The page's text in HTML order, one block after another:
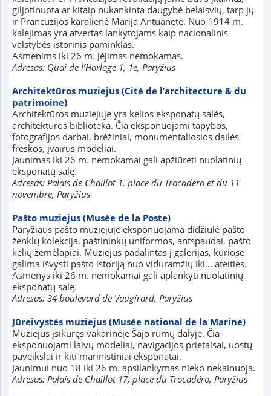
giljotinuota ar kitaip nukankinta daugybė belaisvių, tarp jų
ir Prancūzijos karalienė Marija Antuanetė. Nuo 1914 m.
kalėjimas yra atvertas lankytojams kaip nacionalinis
valstybės istorinis paminklas.
Asmenims iki 26 m. įėjimas nemokamas.
Adresas: Quai de l’Horloge 1, 1e, Paryžius
Architektūros muziejus (Cité de l’architecture & du
patrimoine)
Architektūros muziejuje yra kelios eksponatų salės,
architektūros biblioteka. Čia eksponuojami tapybos,
fotografijos darbai, brėžiniai, monumentaliosios dailės
freskos, įvairūs modeliai.
Jaunimas iki 26 m. nemokamai gali apžiūrėti nuolatinių
eksponatų salę.
Adresas: Palais de Chaillot 1, place du Trocadéro et du 11
novembre, Paryžius
Pašto muziejus (Musée de la Poste)
Paryžiaus pašto muziejuje eksponuojama didžiulė pašto
ženklų kolekcija, paštininkų uniformos, antspaudai, pašto
kelių žemėlapiai. Muziejus padalintas į galerijas, kuriose
galima išvysti pašto istoriją nuo viduramžių iki… ateities.
Asmenys iki 26 m. nemokamai gali aplankyti nuolatinių
eksponatų salę.
Adresas: 34 boulevard de Vaugirard, Paryžius
Jūreivystės muziejus (Musée national de la Marine)
Muziejus įsikūręs vakarinėje Šajo rūmų dalyje. Čia
eksponuojami laivų modeliai, navigacijos prietaisai, uostų
paveikslai ir kiti marinistiniai eksponatai.
Jaunimui nuo 18 iki 26 m. apsilankymas nieko nekainuoja.
Adresas: Palais de Chaillot 17, place du Trocadéro, Paryžius